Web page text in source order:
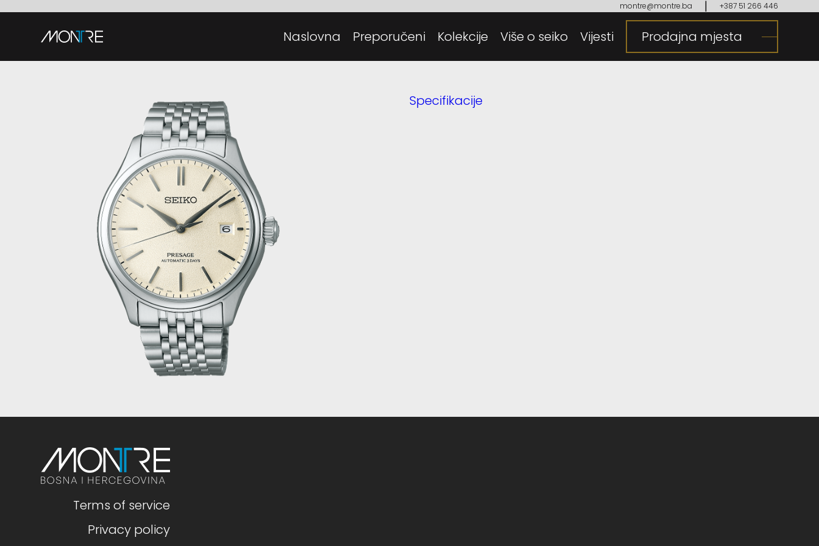
montre@montre.ba | +387 51 266 446
Naslovna Preporučeni Kolekcije Više o seiko
Tehnologija
Vijesti Prodajna mjesta
Specifikacije
Terms of service
Privacy policy